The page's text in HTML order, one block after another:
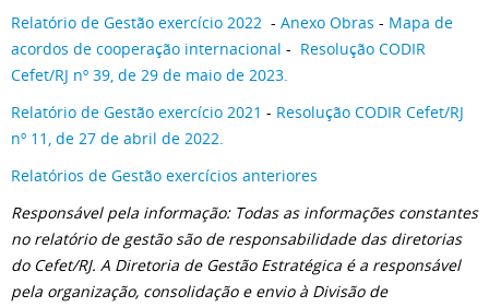
Relatório de Gestão exercício 2022 - Anexo Obras - Mapa de
acordos de cooperação internacional - Resolução CODIR
Cefet/RJ nº 39, de 29 de maio de 2023.
Relatório de Gestão exercício 2021 - Resolução CODIR Cefet/RJ
nº 11, de 27 de abril de 2022.
Relatórios de Gestão exercícios anteriores
Responsável pela informação: Todas as informações constantes
no relatório de gestão são de responsabilidade das diretorias
do Cefet/RJ. A Diretoria de Gestão Estratégica é a responsável
pela organização, consolidação e envio à Divisão de